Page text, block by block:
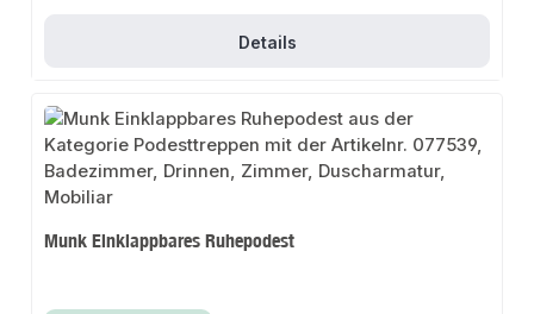
Details
Munk Einklappbares Ruhepodest